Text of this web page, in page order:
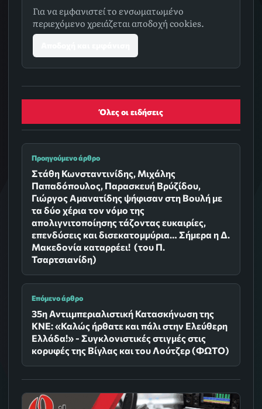
Για να εμφανιστεί το ενσωματωμένο
περιεχόμενο χρειάζεται αποδοχή cookies.
Όλες οι ειδήσεις
Προηγούμενο άρθρο
Στάθη Κωνσταντινίδης, Μιχάλης
Παπαδόπουλος, Παρασκευή Βρύζίδου,
Γιώργος Αμανατίδης ψήφισαν στη Βουλή με
τα δύο χέρια τον νόμο της
απολιγνιτοποίησης τάζοντας ευκαιρίες,
επενδύσεις και δισεκατομμύρια… Σήμερα η Δ.
Μακεδονία καταρρέει! (του Π.
Τσαρτσιανίδη)
Επόμενο άρθρο
35η Αντιιμπεριαλιστική Κατασκήνωση της
ΚΝΕ: «Καλώς ήρθατε και πάλι στην Ελεύθερη
Ελλάδα!» - Συγκλονιστικές στιγμές στις
κορυφές της Βίγλας και του Λούτζερ (ΦΩΤΟ)